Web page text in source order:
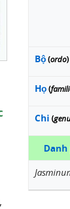
Bộ(ordo)
Họ(
Chi (